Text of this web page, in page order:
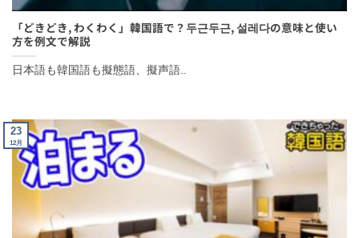
「どきどき, わくわく」韓国語で？두근두근, 설레다の意味と使い
方を例文で解説
日本語も韓国語も擬態語、擬声語..
23
12月